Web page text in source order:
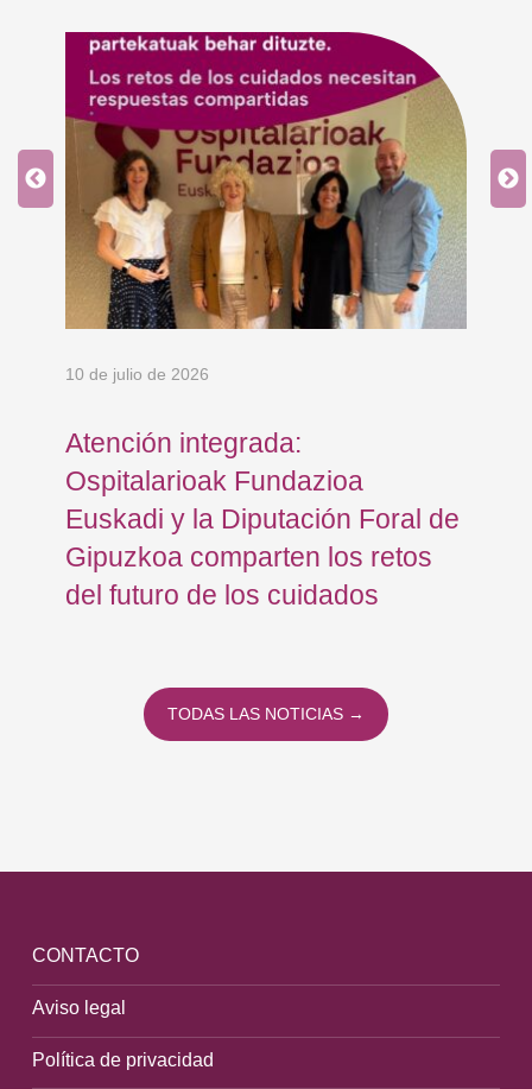
10 de julio de 2026
Atención integrada:
Ospitalarioak Fundazioa
Euskadi y la Diputación Foral de
Gipuzkoa comparten los retos
del futuro de los cuidados
TODAS LAS NOTICIAS →
CONTACTO
Aviso legal
Política de privacidad